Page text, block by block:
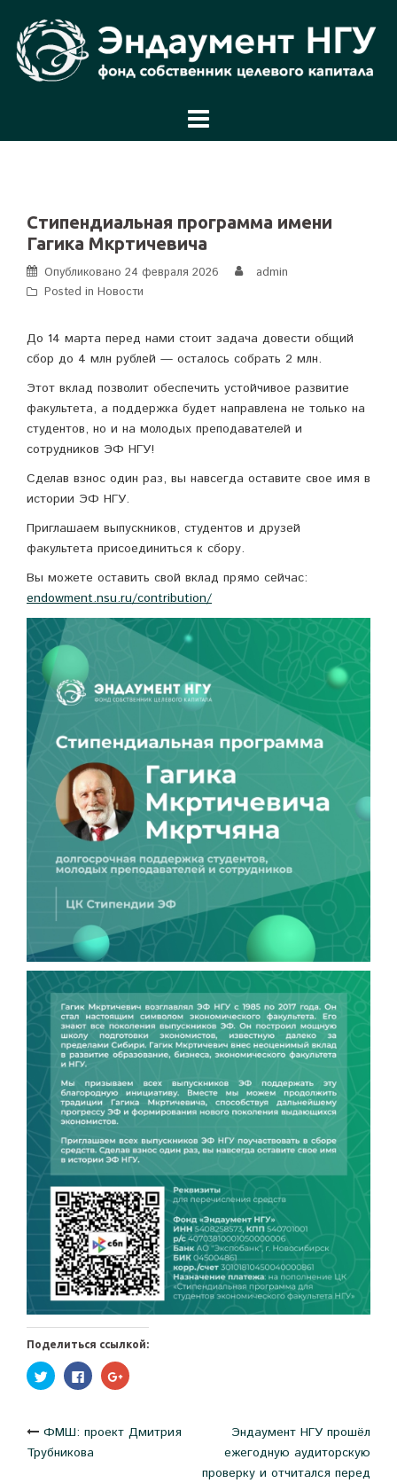
содержимому
Стипендиальная программа имени
Гагика Мкртичевича
Опубликовано 24 февраля 2026
admin
Posted in Новости
До 14 марта перед нами стоит задача довести общий
сбор до 4 млн рублей — осталось собрать 2 млн.
Этот вклад позволит обеспечить устойчивое развитие
факультета, а поддержка будет направлена не только на
студентов, но и на молодых преподавателей и
сотрудников ЭФ НГУ!
️Сделав взнос один раз, вы навсегда оставите свое имя в
истории ЭФ НГУ.
Приглашаем выпускников, студентов и друзей
факультета присоединиться к сбору.
Вы можете оставить свой вклад прямо сейчас:
endowment.nsu.ru/contribution/
Поделиться ссылкой:
Нажмите,
чтобы
поделиться
(Открывается
в
новом
окне)
Нажмите
здесь,
чтобы
Facebook.
(Открывается
в
Нажмите,
чтобы
(Открывается
в
Навигация
ФМШ: проект Дмитрия
Трубникова
Эндаумент НГУ прошёл
ежегодную аудиторскую
проверку и отчитался перед